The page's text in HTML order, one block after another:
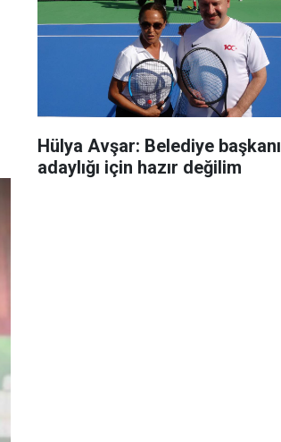
Hülya Avşar: Belediye başkanı
adaylığı için hazır değilim